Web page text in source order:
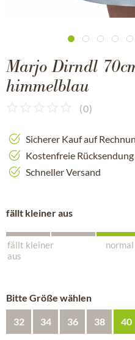
Marjo Dirndl
himmelblau
(0)
Sicherer Kauf auf
Kostenfreie Rücksendung
Schneller Versand
fällt kleiner aus
fällt kleiner
aus
normal
Bitte Größe wählen
32 34 36 38 40